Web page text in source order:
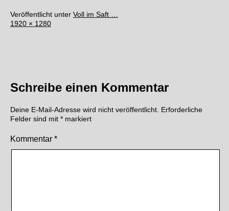
Veröffentlicht unter Voll im Saft …
Originalgröße
1920 × 1280
Schreibe einen Kommentar
Deine E-Mail-Adresse wird nicht veröffentlicht. Erforderliche
Felder sind mit * markiert
Kommentar *